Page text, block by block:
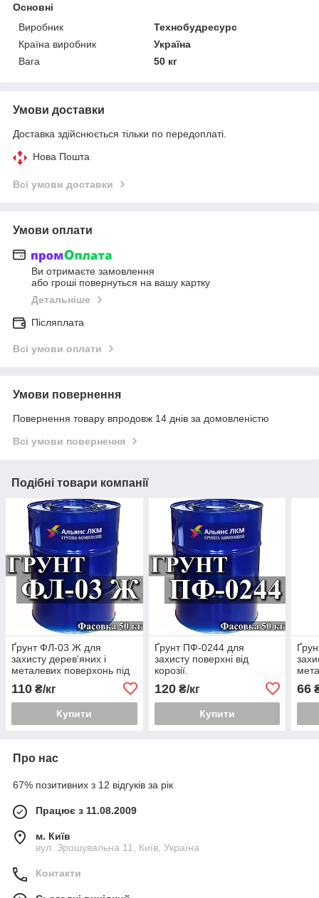
Основні
Виробник
Технобудресурс
Країна виробник
Україна
Вага
50 кг
Умови доставки
Доставка здійснюється тільки по передоплаті.
Нова Пошта
Всі умови доставки
Умови оплати
Ви отримаєте замовлення
або гроші повернуться на вашу картку
Детальніше
Післяплата
Всі умови оплати
Умови повернення
Повернення товару впродовж 14 днів за домовленістю
Всі умови повернення
Подібні товари компанії
Ґрунт ФЛ-03 Ж для
захисту дерев'яних і
металевих поверхонь під
емалями
110 ₴/кг
Купити
Ґрунт ПФ-0244 для
захисту поверхні від
корозії.
120₴/кг
Купити
66
Про нас
67% позитивних з 12 відгуків за рік
Працює з 11.08.2009
м. Київ
вул. Зрошувальна 11, Київ, Україна
Контакти